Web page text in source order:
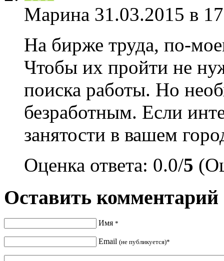
Марина 31.03.2015 в
На бирже труда, по-
Чтобы их пройти не
поиска работы. Но
безработным. Если
занятости в вашем
Оценка ответа: 0.0/5
Оставить комментарий
Имя *
Email (не публикуется)*